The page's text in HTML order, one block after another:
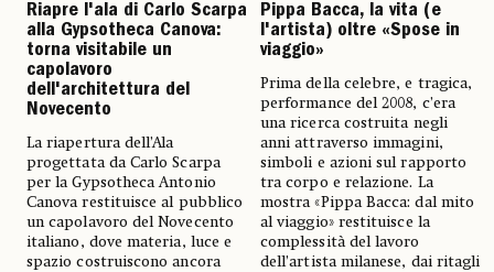
Riapre l'ala di Carlo Scarpa
alla Gypsotheca Canova:
torna visitabile un
capolavoro
dell'architettura del
Novecento
La riapertura dell’Ala
progettata da Carlo Scarpa
per la Gypsotheca Antonio
Canova restituisce al pubblico
un capolavoro del Novecento
italiano, dove materia, luce e
spazio costruiscono ancora
Pippa Bacca, la vita (e
l'artista) oltre «Spose in
viaggio»
Prima della celebre, e tragica,
performance del 2008, c’era
una ricerca costruita negli
anni attraverso immagini,
simboli e azioni sul rapporto
tra corpo e relazione. La
mostra «Pippa Bacca: dal mito
al viaggio» restituisce la
complessità del lavoro
dell’artista milanese, dai ritagli